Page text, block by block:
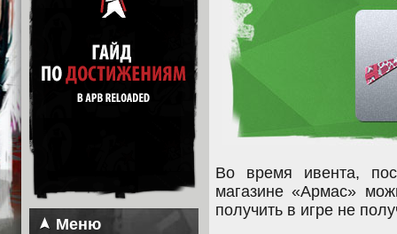
Меню
Во время ивента,
магазине «Армас»
получить в игре не